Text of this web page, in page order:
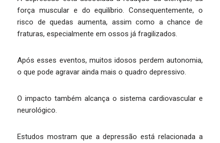
força muscular e do equilíbrio. Consequentemente, o
risco de quedas aumenta, assim como a chance de
fraturas, especialmente em ossos já fragilizados.
Após esses eventos, muitos idosos perdem autonomia,
o que pode agravar ainda mais o quadro depressivo.
O impacto também alcança o sistema cardiovascular e
neurológico.
Estudos mostram que a depressão está relacionada a